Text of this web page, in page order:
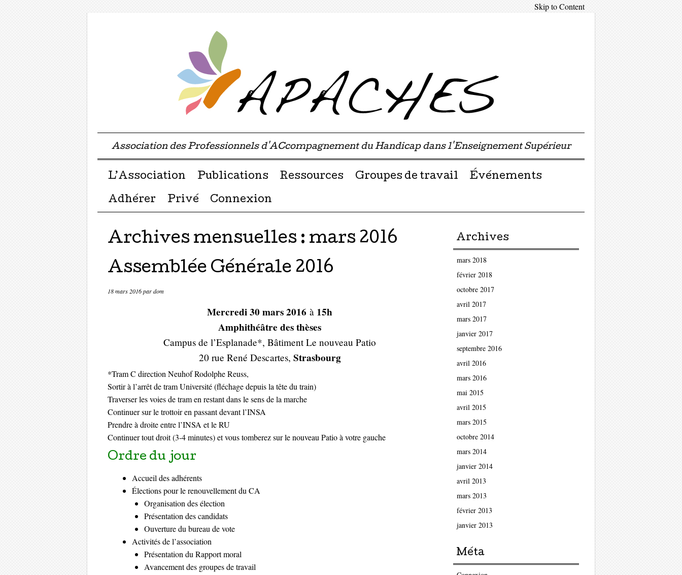
Skip to Content
Association des Professionnels d'ACcompagnement du Handicap dans l'Enseignement Supérieur
Menu ☰
Passer directement au contenu
L’Association Publications Ressources Groupes de travail Événements
Adhérer Privé Connexion
Archives mensuelles : mars 2016
Assemblée Générale 2016
18 mars 2016pardom
Mercredi 30 mars 2016 à 15h
Amphithéâtre des thèses
Campus de l’Esplanade*, Bâtiment Le nouveau Patio
20 rue René Descartes, Strasbourg
*Tram C direction Neuhof Rodolphe Reuss,
Sortir à l’arrêt de tram Université (fléchage depuis la tête du train)
Traverser les voies de tram en restant dans le sens de la marche
Continuer sur le trottoir en passant devant l’INSA
Prendre à droite entre l’INSA et le RU
Continuer tout droit (3-4 minutes) et vous tomberez sur le nouveau Patio à votre gauche
Ordre du jour
Accueil des adhérents
Élections pour le renouvellement du CA
Organisation des élection
Présentation des candidats
Ouverture du bureau de vote
Activités de l’association
Présentation du Rapport moral
Avancement des groupes de travail
Archives
mars 2018
février 2018
octobre 2017
avril 2017
mars 2017
janvier 2017
septembre 2016
avril 2016
mars 2016
mai 2015
avril 2015
mars 2015
octobre 2014
mars 2014
janvier 2014
avril 2013
mars 2013
février 2013
janvier 2013
Méta